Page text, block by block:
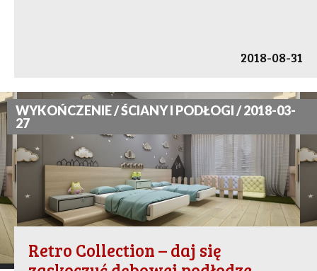
2018-08-31
WYKOŃCZENIE / ŚCIANY I PODŁOGI / 2018-03-
27
Retro Collection – daj się